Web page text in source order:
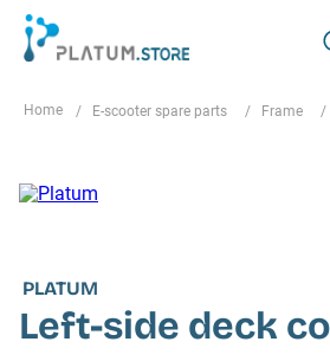
E-scooter spare parts Frame
PLATUM
Left-side deck